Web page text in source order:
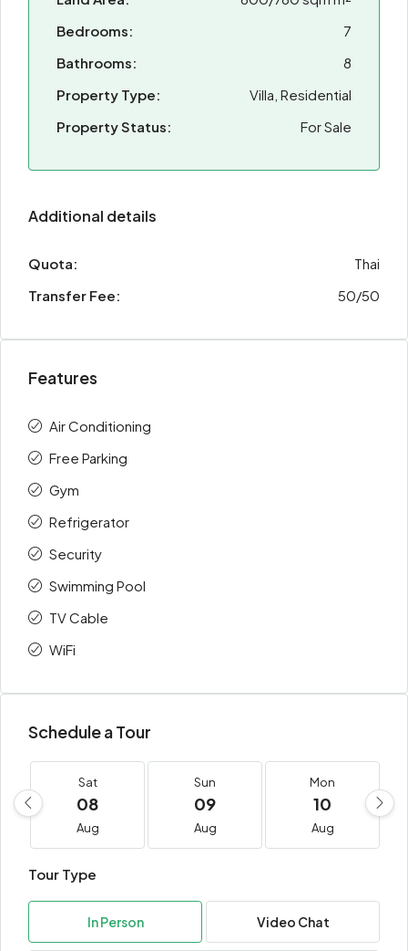
Bedrooms:
7
Bathrooms:
8
Property Type:
Villa, Residential
Property Status:
For Sale
Additional details
Quota:
Thai
Transfer Fee:
50/50
Features
Air Conditioning
Free Parking
Gym
Refrigerator
Security
Swimming Pool
TV Cable
WiFi
Schedule a Tour
Sat
08
Aug
Sun
09
Aug
Mon
10
Aug
Tour Type
In Person Video Chat